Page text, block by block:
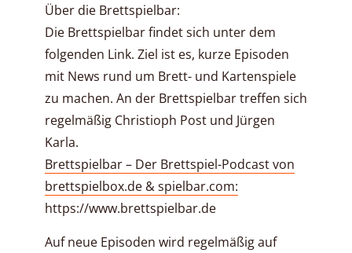
Über die Brettspielbar:
Die Brettspielbar findet sich unter dem
folgenden Link. Ziel ist es, kurze Episoden
mit News rund um Brett- und Kartenspiele
zu machen. An der Brettspielbar treffen sich
regelmäßig Christioph Post und Jürgen
Karla.
Brettspielbar – Der Brettspiel-Podcast von
brettspielbox.de & spielbar.com:
https://www.brettspielbar.de
Auf neue Episoden wird regelmäßig auf